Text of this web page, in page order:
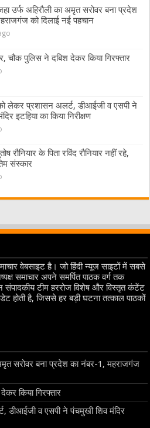
उर्फ अहिरौली का अमृत सरोवर बना प्रदेश
को दिलाई नई पहचान
चौक पुलिस ने दबिश देकर किया गिरफ्तार
लेकर प्रशासन अलर्ट, डीआईजी व एसपी ने
इटहिया का किया निरीक्षण
रौनियार के पिता रविंद रौनियार नहीं रहे,
संस्कार
वेबसाइट है। जो हिंदी न्यूज साइटों में सबसे
समाचार अपने समर्पित पाठक वर्ग तक
संपादकीय टीम हररोज विशेष और विस्तृत कंटेंट
होती है, जिससे हर बड़ी घटना तत्काल पाठकों
सरोवर बना प्रदेश का नंबर-1, महराजगंज
किया गिरफ्तार
डीआईजी व एसपी ने पंचमुखी शिव मंदिर